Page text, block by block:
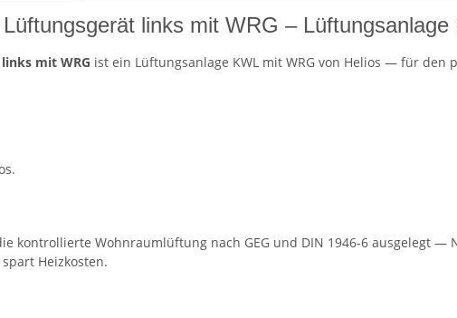
links mit WRG – Lüftungsanlage
mit WRG ist ein Lüftungsanlage KWL mit WRG von Helios — für
kontrollierte Wohnraumlüftung nach GEG und DIN 1946-6 ausgelegt
Heizkosten.